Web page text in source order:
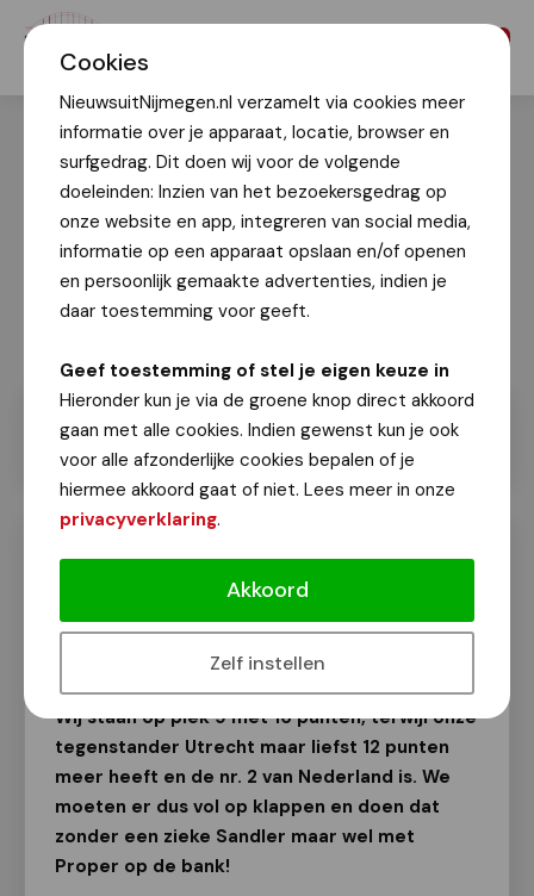
Cookies
NieuwsuitNijmegen.nl verzamelt via cookies meer
informatie over je apparaat, locatie, browser en
surfgedrag. Dit doen wij voor de volgende
doeleinden: Inzien van het bezoekersgedrag op
onze website en app, integreren van social media,
informatie op een apparaat opslaan en/of openen
en persoonlijk gemaakte advertenties, indien je
daar toestemming voor geeft.
Geef toestemming of stel je eigen keuze in
Hieronder kun je via de groene knop direct akkoord
gaan met alle cookies. Indien gewenst kun je ook
voor alle afzonderlijke cookies bepalen of je
hiermee akkoord gaat of niet. Lees meer in onze
privacyverklaring.
Akkoord
Zelf instellen
Verliezend NEC mist lef tegen
Tekst: John Vrolijks | Foto: Broer van den Boom
24 november 2024
Wij staan op plek 9 met 16 punten, terwijl onze
tegenstander Utrecht maar liefst 12 punten
meer heeft en de nr. 2 van Nederland is. We
moeten er dus vol op klappen en doen dat
zonder een zieke Sandler maar wel met
Proper op de bank!